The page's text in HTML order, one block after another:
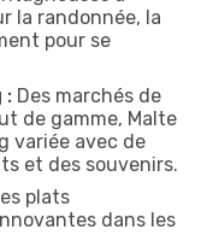
la randonnée, la
pour se
: Des marchés de
de gamme, Malte
variée avec de
et des souvenirs.
plats
dans les